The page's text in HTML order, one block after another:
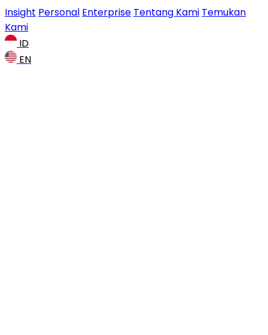
Insight Personal Enterprise Tentang Kami Temukan
Kami
ID
EN